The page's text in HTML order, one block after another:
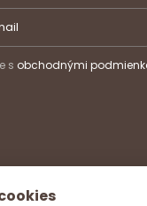
s obchodnými